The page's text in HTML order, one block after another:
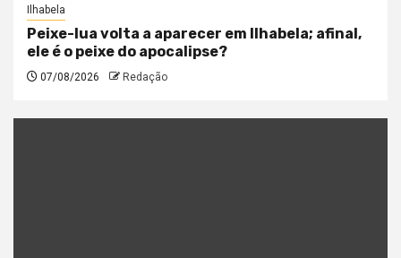
Ilhabela
Peixe-lua volta a aparecer em Ilhabela; afinal,
ele é o peixe do apocalipse?
07/08/2026 Redação